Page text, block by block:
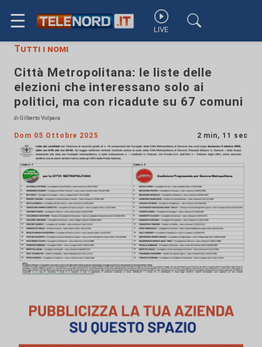
☰ LIVE
Tutti i nomi
Città Metropolitana: le liste delle
elezioni che interessano solo ai
politici, ma con ricadute su 67 comuni
di Gilberto Volpara
Dom 05 Ottobre 2025 2 min, 11 sec